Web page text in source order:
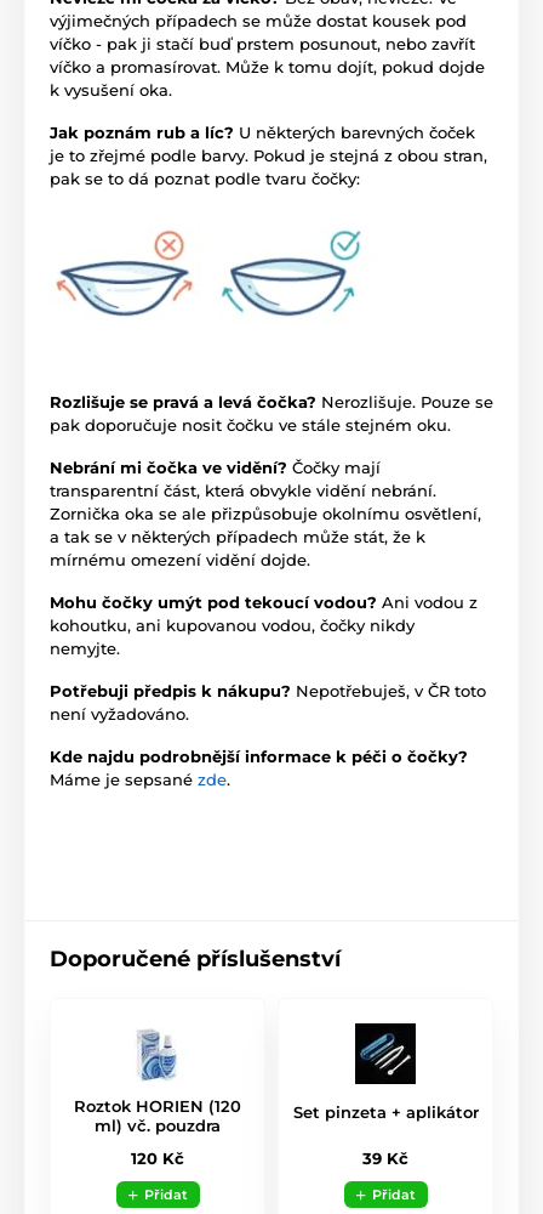
výjimečných případech se může dostat kousek pod
víčko - pak ji stačí buď prstem posunout, nebo zavřít
víčko a promasírovat. Může k tomu dojít, pokud dojde
k vysušení oka.
Jak poznám rub a líc? U některých barevných čoček
je to zřejmé podle barvy. Pokud je stejná z obou stran,
pak se to dá poznat podle tvaru čočky:
Rozlišuje se pravá a levá čočka? Nerozlišuje. Pouze se
pak doporučuje nosit čočku ve stále stejném oku.
Nebrání mi čočka ve vidění? Čočky mají
transparentní část, která obvykle vidění nebrání.
Zornička oka se ale přizpůsobuje okolnímu osvětlení,
a tak se v některých případech může stát, že k
mírnému omezení vidění dojde.
Mohu čočky umýt pod tekoucí vodou? Ani vodou z
kohoutku, ani kupovanou vodou, čočky nikdy
nemyjte.
Potřebuji předpis k nákupu? Nepotřebuješ, v ČR toto
není vyžadováno.
Kde najdu podrobnější informace k péči o čočky?
Máme je sepsané zde.
Doporučené příslušenství
Roztok HORIEN (120
ml) vč. pouzdra
120 Kč
Přidat
Set pinzeta + aplikátor
39 Kč
Přidat